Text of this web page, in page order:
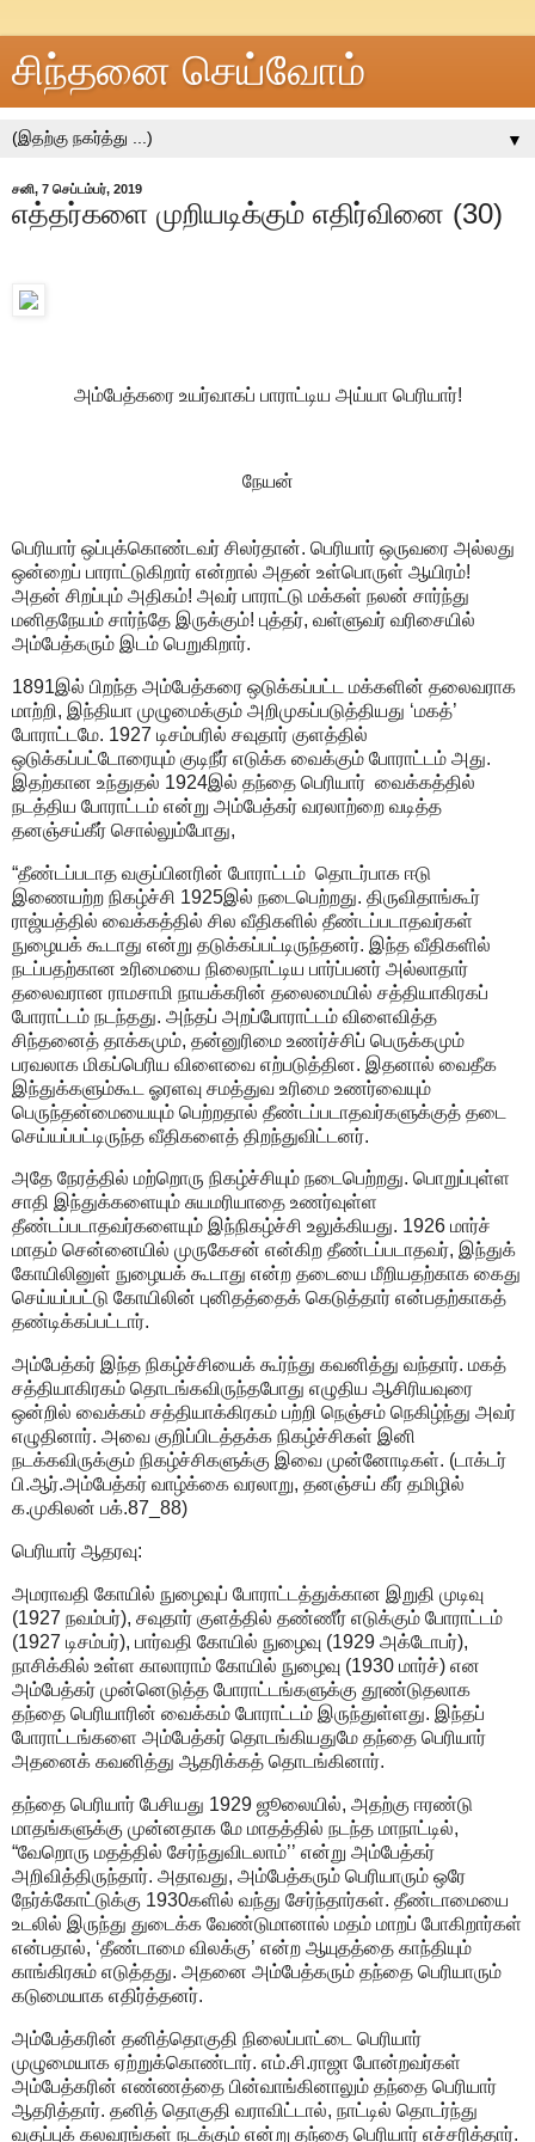
சிந்தனை செய்வோம்
▼
சனி, 7 செப்டம்பர், 2019
எத்தர்களை முறியடிக்கும் எதிர்வினை (30)
அம்பேத்கரை உயர்வாகப் பாராட்டிய அய்யா பெரியார்!
நேயன்
பெரியார் ஒப்புக்கொண்டவர் சிலர்தான். பெரியார் ஒருவரை அல்லது
ஒன்றைப் பாராட்டுகிறார் என்றால் அதன் உள்பொருள் ஆயிரம்!
அதன் சிறப்பும் அதிகம்! அவர் பாராட்டு மக்கள் நலன் சார்ந்து
மனிதநேயம் சார்ந்தே இருக்கும்! புத்தர், வள்ளுவர் வரிசையில்
அம்பேத்கரும் இடம் பெறுகிறார்.
1891இல் பிறந்த அம்பேத்கரை ஒடுக்கப்பட்ட மக்களின் தலைவராக
மாற்றி, இந்தியா முழுமைக்கும் அறிமுகப்படுத்தியது ‘மகத்’
போராட்டமே. 1927 டிசம்பரில் சவுதார் குளத்தில்
ஒடுக்கப்பட்டோரையும் குடிநீர் எடுக்க வைக்கும் போராட்டம் அது.
இதற்கான உந்துதல் 1924இல் தந்தை பெரியார் வைக்கத்தில்
நடத்திய போராட்டம் என்று அம்பேத்கர் வரலாற்றை வடித்த
தனஞ்சய்கீர் சொல்லும்போது,
“தீண்டப்படாத வகுப்பினரின் போராட்டம் தொடர்பாக ஈடு
இணையற்ற நிகழ்ச்சி 1925இல் நடைபெற்றது. திருவிதாங்கூர்
ராஜ்யத்தில் வைக்கத்தில் சில வீதிகளில் தீண்டப்படாதவர்கள்
நுழையக் கூடாது என்று தடுக்கப்பட்டிருந்தனர். இந்த வீதிகளில்
நடப்பதற்கான உரிமையை நிலைநாட்டிய பார்ப்பனர் அல்லாதார்
தலைவரான ராமசாமி நாயக்கரின் தலைமையில் சத்தியாகிரகப்
போராட்டம் நடந்தது. அந்தப் அறப்போராட்டம் விளைவித்த
சிந்தனைத் தாக்கமும், தன்னுரிமை உணர்ச்சிப் பெருக்கமும்
பரவலாக மிகப்பெரிய விளைவை எற்படுத்தின. இதனால் வைதீக
இந்துக்களும்கூட ஓரளவு சமத்துவ உரிமை உணர்வையும்
பெருந்தன்மையையும் பெற்றதால் தீண்டப்படாதவர்களுக்குத் தடை
செய்யப்பட்டிருந்த வீதிகளைத் திறந்துவிட்டனர்.
அதே நேரத்தில் மற்றொரு நிகழ்ச்சியும் நடைபெற்றது. பொறுப்புள்ள
சாதி இந்துக்களையும் சுயமரியாதை உணர்வுள்ள
தீண்டப்படாதவர்களையும் இந்நிகழ்ச்சி உலுக்கியது. 1926 மார்ச்
மாதம் சென்னையில் முருகேசன் என்கிற தீண்டப்படாதவர், இந்துக்
கோயிலினுள் நுழையக் கூடாது என்ற தடையை மீறியதற்காக கைது
செய்யப்பட்டு கோயிலின் புனிதத்தைக் கெடுத்தார் என்பதற்காகத்
தண்டிக்கப்பட்டார்.
அம்பேத்கர் இந்த நிகழ்ச்சியைக் கூர்ந்து கவனித்து வந்தார். மகத்
சத்தியாகிரகம் தொடங்கவிருந்தபோது எழுதிய ஆசிரியவுரை
ஒன்றில் வைக்கம் சத்தியாக்கிரகம் பற்றி நெஞ்சம் நெகிழ்ந்து அவர்
எழுதினார். அவை குறிப்பிடத்தக்க நிகழ்ச்சிகள் இனி
நடக்கவிருக்கும் நிகழ்ச்சிகளுக்கு இவை முன்னோடிகள். (டாக்டர்
பி.ஆர்.அம்பேத்கர் வாழ்க்கை வரலாறு, தனஞ்சய் கீர் தமிழில்
க.முகிலன் பக்.87_88)
பெரியார் ஆதரவு:
அமராவதி கோயில் நுழைவுப் போராட்டத்துக்கான இறுதி முடிவு
(1927 நவம்பர்), சவுதார் குளத்தில் தண்ணீர் எடுக்கும் போராட்டம்
(1927 டிசம்பர்), பார்வதி கோயில் நுழைவு (1929 அக்டோபர்),
நாசிக்கில் உள்ள காலாராம் கோயில் நுழைவு (1930 மார்ச்) என
அம்பேத்கர் முன்னெடுத்த போராட்டங்களுக்கு தூண்டுதலாக
தந்தை பெரியாரின் வைக்கம் போராட்டம் இருந்துள்ளது. இந்தப்
போராட்டங்களை அம்பேத்கர் தொடங்கியதுமே தந்தை பெரியார்
அதனைக் கவனித்து ஆதரிக்கத் தொடங்கினார்.
தந்தை பெரியார் பேசியது 1929 ஜூலையில், அதற்கு ஈரண்டு
மாதங்களுக்கு முன்னதாக மே மாதத்தில் நடந்த மாநாட்டில்,
“வேறொரு மதத்தில் சேர்ந்துவிடலாம்’’ என்று அம்பேத்கர்
அறிவித்திருந்தார். அதாவது, அம்பேத்கரும் பெரியாரும் ஒரே
நேர்க்கோட்டுக்கு 1930களில் வந்து சேர்ந்தார்கள். தீண்டாமையை
உடலில் இருந்து துடைக்க வேண்டுமானால் மதம் மாறப் போகிறார்கள்
என்பதால், ‘தீண்டாமை விலக்கு’ என்ற ஆயுதத்தை காந்தியும்
காங்கிரசும் எடுத்தது. அதனை அம்பேத்கரும் தந்தை பெரியாரும்
கடுமையாக எதிர்த்தனர்.
அம்பேத்கரின் தனித்தொகுதி நிலைப்பாட்டை பெரியார்
முழுமையாக ஏற்றுக்கொண்டார். எம்.சி.ராஜா போன்றவர்கள்
அம்பேத்கரின் எண்ணத்தை பின்வாங்கினாலும் தந்தை பெரியார்
ஆதரித்தார். தனித் தொகுதி வராவிட்டால், நாட்டில் தொடர்ந்து
வகுப்புக் கலவரங்கள் நடக்கும் என்று தந்தை பெரியார் எச்சரித்தார்.